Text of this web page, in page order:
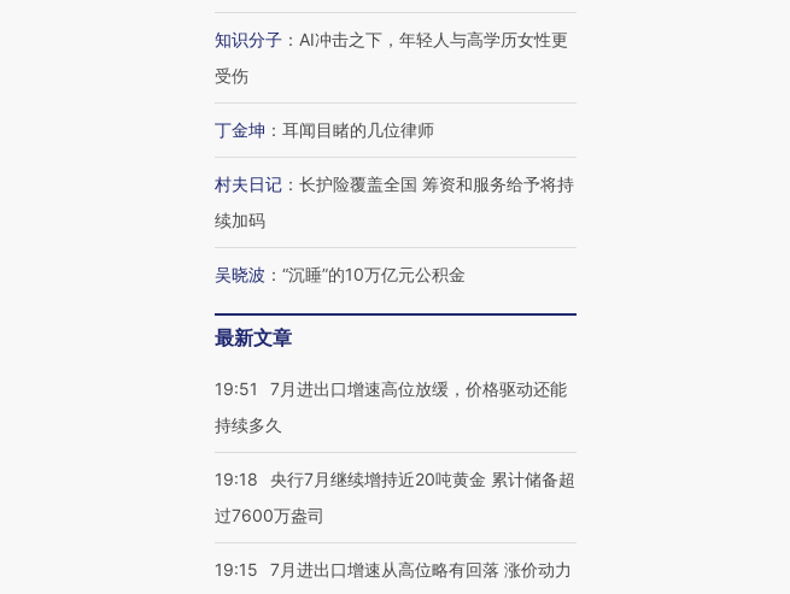
知识分子 ： AI冲击之下，年轻人与高学历女性更
受伤
丁金坤 ： 耳闻目睹的几位律师
村夫日记 ： 长护险覆盖全国 筹资和服务给予将持
续加码
吴晓波 ： “沉睡”的10万亿元公积金
最新文章
19:51
7月进出口增速高位放缓，价格驱动还能
持续多久
19:18
央行7月继续增持近20吨黄金 累计储备超
过7600万盎司
19:15
7月进出口增速从高位略有回落 涨价动力